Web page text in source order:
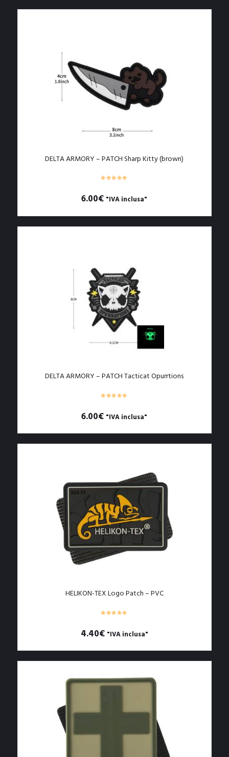
DELTA ARMORY – PATCH Sharp Kitty (brown)
6.00€ "IVA inclusa"
DELTA ARMORY – PATCH Tacticat Opurrtions
6.00€ "IVA inclusa"
HELIKON-TEX Logo Patch – PVC
4.40€ "IVA inclusa"
più
varianti.
opzioni
essere